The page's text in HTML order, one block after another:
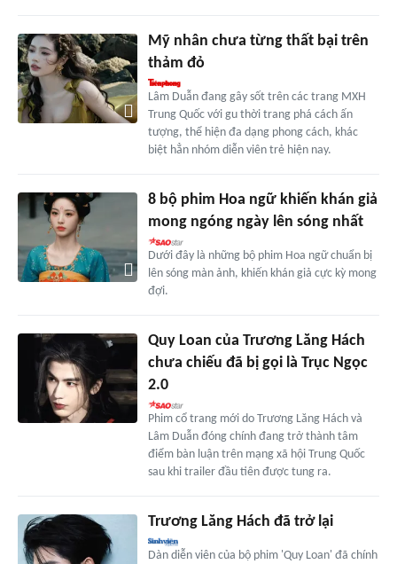
Mỹ nhân chưa từng thất bại trên
thảm đỏ
Lâm Duẫn đang gây sốt trên các trang MXH
Trung Quốc với gu thời trang phá cách ấn
tượng, thể hiện đa dạng phong cách, khác
biệt hẳn nhóm diễn viên trẻ hiện nay.
8 bộ phim Hoa ngữ khiến khán giả
mong ngóng ngày lên sóng nhất
Dưới đây là những bộ phim Hoa ngữ chuẩn bị
lên sóng màn ảnh, khiến khán giả cực kỳ mong
đợi.
Quy Loan của Trương Lăng Hách
chưa chiếu đã bị gọi là Trục Ngọc
2.0
Phim cổ trang mới do Trương Lăng Hách và
Lâm Duẫn đóng chính đang trở thành tâm
điểm bàn luận trên mạng xã hội Trung Quốc
sau khi trailer đầu tiên được tung ra.
Trương Lăng Hách đã trở lại
Dàn diễn viên của bộ phim 'Quy Loan' đã chính